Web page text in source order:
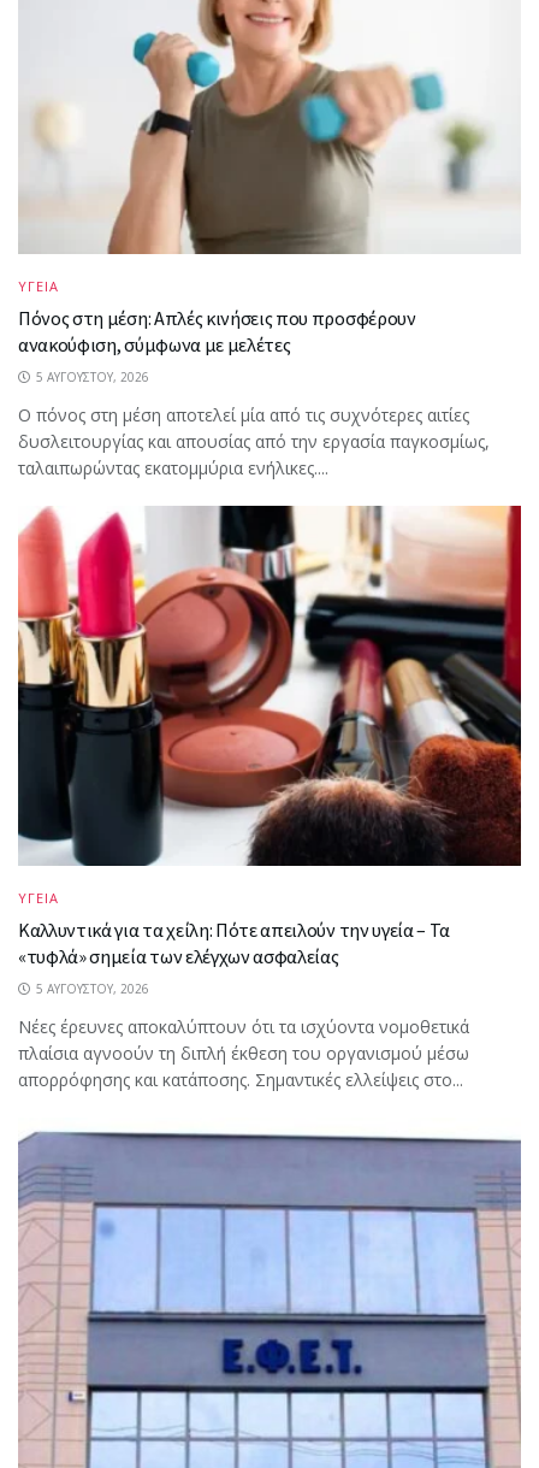
ΥΓΕΙΑ
Πόνος στη μέση: Απλές κινήσεις που προσφέρουν
ανακούφιση, σύμφωνα με μελέτες
5 ΑΥΓΟΎΣΤΟΥ, 2026
Ο πόνος στη μέση αποτελεί μία από τις συχνότερες αιτίες
δυσλειτουργίας και απουσίας από την εργασία παγκοσμίως,
ταλαιπωρώντας εκατομμύρια ενήλικες....
ΥΓΕΙΑ
Καλλυντικά για τα χείλη: Πότε απειλούν την υγεία – Τα
«τυφλά» σημεία των ελέγχων ασφαλείας
5 ΑΥΓΟΎΣΤΟΥ, 2026
Νέες έρευνες αποκαλύπτουν ότι τα ισχύοντα νομοθετικά
πλαίσια αγνοούν τη διπλή έκθεση του οργανισμού μέσω
απορρόφησης και κατάποσης. Σημαντικές ελλείψεις στο...